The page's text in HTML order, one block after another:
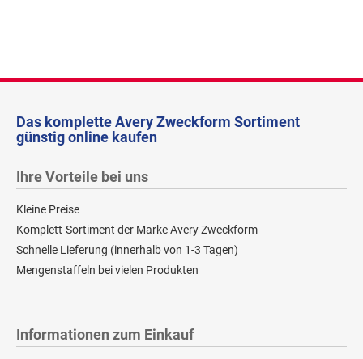
Das komplette Avery Zweckform Sortiment
günstig online kaufen
Ihre Vorteile bei uns
Kleine Preise
Komplett-Sortiment der Marke Avery Zweckform
Schnelle Lieferung (innerhalb von 1-3 Tagen)
Mengenstaffeln bei vielen Produkten
Informationen zum Einkauf